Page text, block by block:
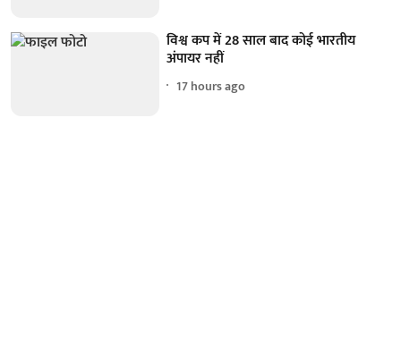
विश्व कप में 28 साल बाद कोई भारतीय
अंपायर नहीं
17 hours ago